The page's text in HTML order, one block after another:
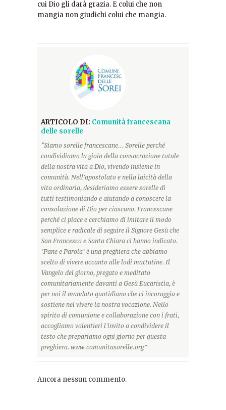
cui Dio gli darà grazia. E colui che non
mangia non giudichi colui che mangia.
ARTICOLO DI: Comunità francescana
delle sorelle
“Siamo sorelle francescane... Sorelle perché
condividiamo la gioia della consacrazione totale
della nostra vita a Dio, vivendo insieme in
comunità. Nell'apostolato e nella laicità della
vita ordinaria, desideriamo essere sorelle di
tutti testimoniando e aiutando a conoscere la
consolazione di Dio per ciascuno. Francescane
perché ci piace e cerchiamo di imitare il modo
semplice e radicale di seguire il Signore Gesù che
San Francesco e Santa Chiara ci hanno indicato.
"Pane e Parola" è una preghiera che abbiamo
scelto di vivere accanto alle lodi mattutine. Il
Vangelo del giorno, pregato e meditato
comunitariamente davanti a Gesù Eucaristia, è
per noi il mandato quotidiano che ci incoraggia e
sostiene nel vivere la nostra vocazione. Nello
spirito di comunione e collaborazione con i frati,
accogliamo volentieri l'invito a condividere il
testo che prepariamo ogni giorno per questa
preghiera. www.comunitasorelle.org”
Ancora nessun commento.